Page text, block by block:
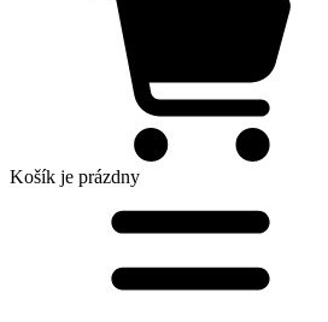
Košík je prázdny